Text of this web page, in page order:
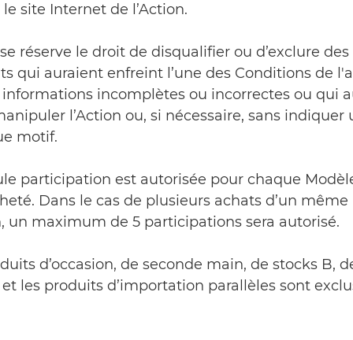
site Internet de l’Action.
réserve le droit de disqualifier ou d’exclure des
qui auraient enfreint l’une des Conditions de
incomplètes ou incorrectes ou qui
l’Action ou, si nécessaire, sans indiquer
motif.
participation est autorisée pour chaque
Dans le cas de plusieurs achats d’un même
un maximum de 5 participations sera autorisé.
d’occasion, de seconde main, de stocks B,
les produits d’importation parallèles sont